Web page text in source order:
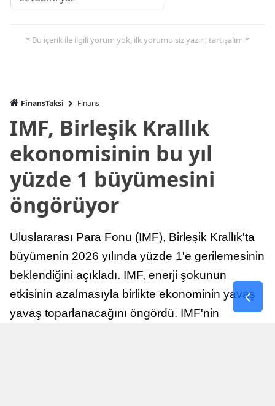
* Bu içerik ile ilgili yorum yok, ilk yorumu siz yazın, tartışalım *
FinansTaksi Finans
IMF, Birleşik Krallık
ekonomisinin bu yıl
yüzde 1 büyümesini
öngörüyor
Uluslararası Para Fonu (IMF), Birleşik Krallık'ta
büyümenin 2026 yılında yüzde 1'e gerilemesinin
beklendiğini açıkladı. IMF, enerji şokunun
etkisinin azalmasıyla birlikte ekonominin yavaş
yavaş toparlanacağını öngördü. IMF'nin